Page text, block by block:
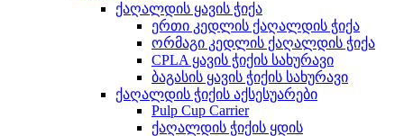
ქაღალდის ყავის ჭიქა
ერთი კედლის ქაღალდის ჭიქა
ორმაგი კედლის ქაღალდის ჭიქა
CPLA ყავის ჭიქის სახურავი
ბაგასის ყავის ჭიქის სახურავი
ქაღალდის ჭიქის აქსესუარები
Pulp Cup Carrier
ქაღალდის ჭიქის ყდის